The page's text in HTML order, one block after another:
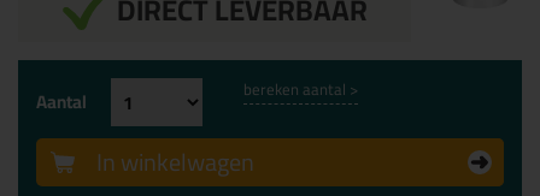
Aantal bereken aantal >
In winkelwagen